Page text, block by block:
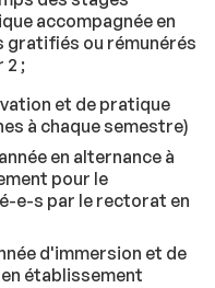
accompagnée en
gratifiés ou rémunérés
2 ;
et de pratique
à chaque semestre)
en alternance à
pour le
e-s par le rectorat en
d'immersion et de
établissement